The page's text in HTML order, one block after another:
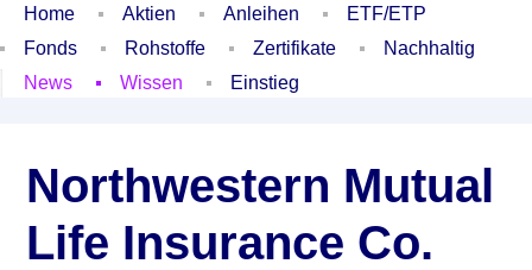
Home Aktien Anleihen
ETF/ETP
Fonds
Rohstoffe Zertifikate
Nachhaltig
News
Wissen Einstieg
Northwestern Mutual
Life Insurance Co.